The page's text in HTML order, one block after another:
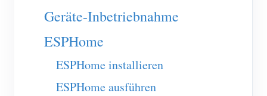
WiFi-Leistungsregler
IAMMETER Cloud Pro
Self-Hosting-Dienst
EV-Ladegerät
Geräte-Inbetriebnahme
ESPHome
ESPHome installieren
ESPHome ausführen